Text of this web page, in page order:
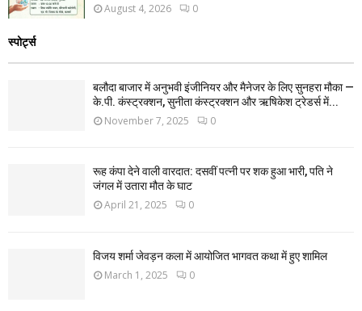
August 4, 2026 0
स्पोर्ट्स
बलौदा बाजार में अनुभवी इंजीनियर और मैनेजर के लिए सुनहरा मौका —
के.पी. कंस्ट्रक्शन, सुनीता कंस्ट्रक्शन और ऋषिकेश ट्रेडर्स में...
November 7, 2025 0
रूह कंपा देने वाली वारदात: दसवीं पत्नी पर शक हुआ भारी, पति ने
जंगल में उतारा मौत के घाट
April 21, 2025 0
विजय शर्मा जेवड़न कला में आयोजित भागवत कथा में हुए शामिल
March 1, 2025 0